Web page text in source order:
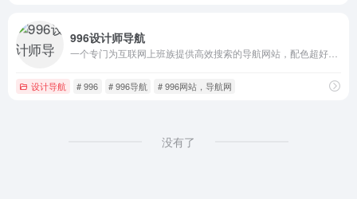
996设计师导航
设计导航 # 996 # 996导航 # 996网站，导航网
没有了